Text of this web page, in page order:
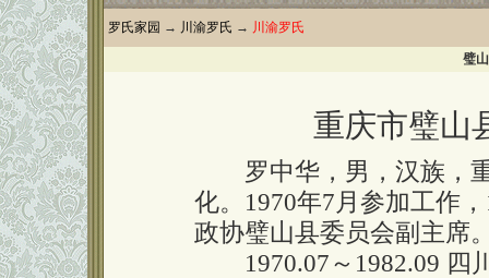
罗氏家园 → 川渝罗氏 → 川渝罗氏
璧
重庆市璧山
罗中华，男，汉族，重
化。1970年7月参加工作
政协璧山县委员会副主席
1970.07～1982.09 四